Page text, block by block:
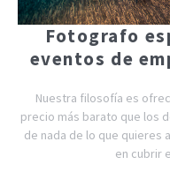
Fotografo
eventos de
Nuestra filosofía es
precio más barato que los
de nada de lo que quieres
en cubrir